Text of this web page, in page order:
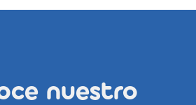
nuestro